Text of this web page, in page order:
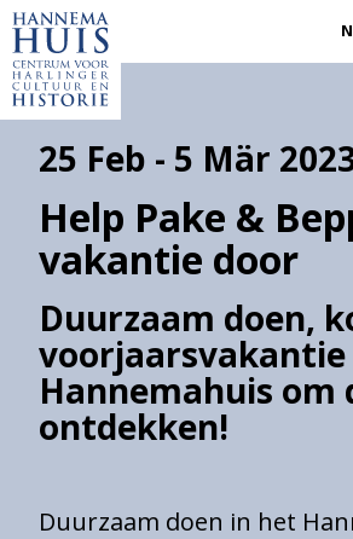
25 Feb - 5 Mär
Help Pake &
vakantie door
Duurzaam doen,
Hannemahuis om
ontdekken!
Duurzaam doen in het
ACTUEEL
VASTE COLLECTIE
PLAN JE BEZOEK
WORD VRIEND
Suche
Website